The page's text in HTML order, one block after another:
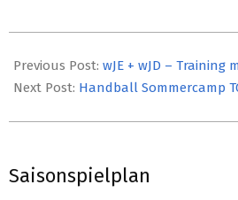
07-
10
Previous Post: wJE + wJD – Training
Next Post: Handball Sommercamp
Saisonspielplan